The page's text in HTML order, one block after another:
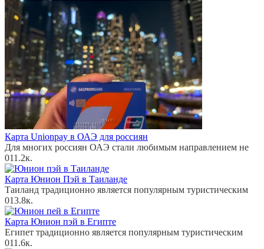
Карта Unionpay в ОАЭ для россиян
Для многих россиян ОАЭ стали любимым направлением не
011.2к.
Карта Юнион Пэй в Таиланде
Таиланд традиционно является популярным туристическим
013.8к.
Карта Юнион пэй в Египте
Египет традиционно является популярным туристическим
011.6к.